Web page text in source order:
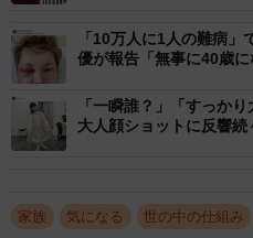
しません。人は誰しも自分が
分の正しさを証明するために
ければ、衝突が起きるだけで
AIの意見はあくまで参考程度
「10万人に1人の難病
優が報告「無事に40歳
「一瞬誰？」「すっか
大人顔ショットに反響
家族 気になる 世の中の仕組み